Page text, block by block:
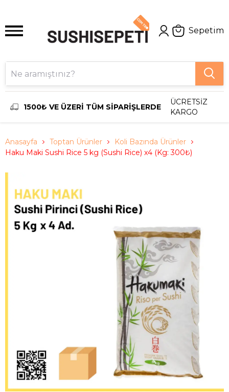
Sepetim
1500₺ VE ÜZERİ TÜM SİPARİŞLERDE
ÜCRETSİZ
KARGO
Anasayfa Toptan Ürünler
Koli Bazında Ürünler
Haku Maki Sushi Rice 5 kg (Sushi Rice) x4 (Kg: 300₺)